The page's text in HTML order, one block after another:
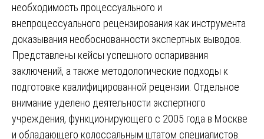
необходимость процессуального и
внепроцессуального рецензирования как инструмента
доказывания необоснованности экспертных выводов.
Представлены кейсы успешного оспаривания
заключений, а также методологические подходы к
подготовке квалифицированной рецензии. Отдельное
внимание уделено деятельности экспертного
учреждения, функционирующего с 2005 года в Москве
и обладающего колоссальным штатом специалистов.